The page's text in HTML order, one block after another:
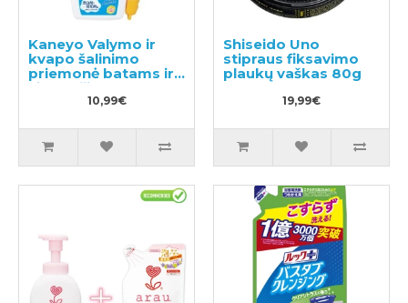
Kaneyo Valymo ir
kvapo šalinimo
priemonė batams ir
vidpadžiams su
šepetėliu 450g
10,99€
Shiseido Uno
stipraus fiksavimo
plaukų vaškas 80g
19,99€